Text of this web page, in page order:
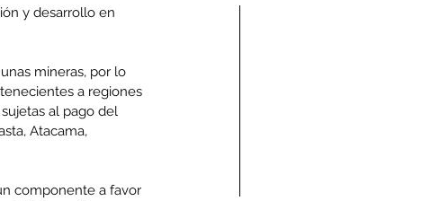
y desarrollo en
mineras, por lo
a regiones
al pago del
Atacama,
componente a favor